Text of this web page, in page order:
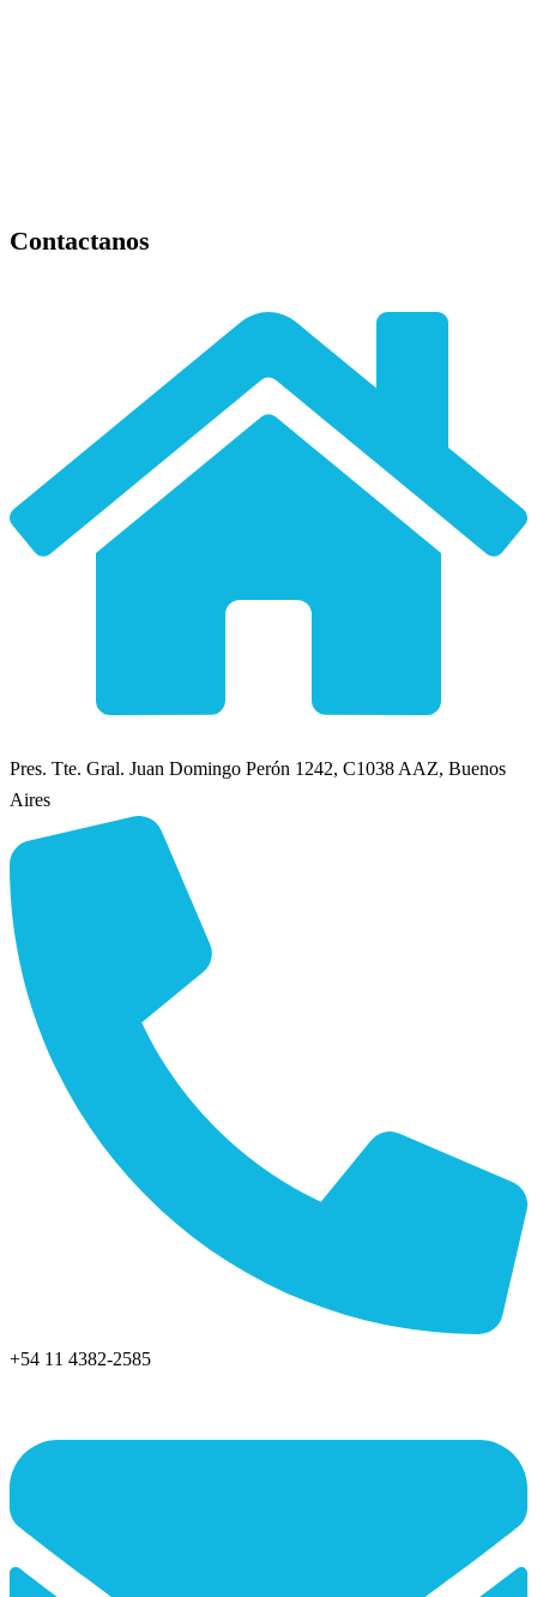
Contactanos
Pres. Tte. Gral. Juan Domingo Perón 1242, C1038 AAZ, Buenos
Aires
+54 11 4382-2585